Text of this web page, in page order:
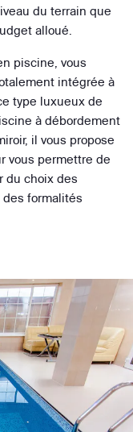
du terrain que
alloué.
piscine, vous
intégrée à
type luxueux de
à débordement
il vous propose
vous permettre de
du choix des
formalités